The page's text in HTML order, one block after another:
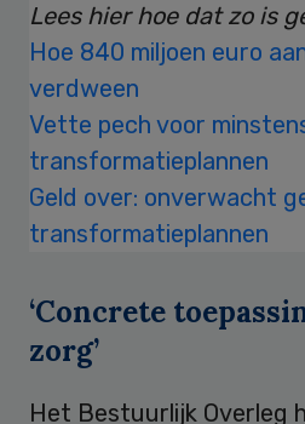
Lees hier hoe dat zo is
Hoe 840 miljoen euro
verdween
Vette pech voor
transformatieplannen
Geld over: onverwacht
transformatieplannen
‘Concrete
zorg’
Het Bestuurlijk Overleg